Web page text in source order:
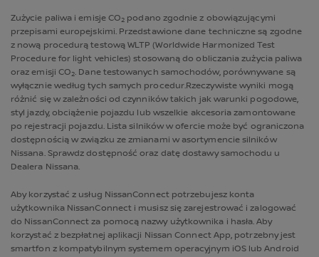
Zużycie paliwa i emisje CO2 podano zgodnie z obowiązującymi
przepisami europejskimi. Przedstawione dane techniczne są zgodne
z nową procedurą testową WLTP (Worldwide Harmonized Test
Procedure for light vehicles) stosowaną do obliczania zużycia paliwa
oraz emisji CO2. Dane testowanych samochodów, porównywane są
wyłącznie według tych samych procedur.Rzeczywiste wyniki mogą
różnić się w zależności od czynników takich jak warunki pogodowe,
styl jazdy, obciążenie pojazdu lub wszelkie akcesoria zamontowane
po rejestracji pojazdu. Lista silników w ofercie może być ograniczona
dostępnością w związku ze zmianami w asortymencie silników
Nissana. Sprawdz dostępność oraz datę dostawy samochodu u
Dealera Nissana.
Aby korzystać z usług NissanConnect potrzebujesz konta
użytkownika NissanConnect i musisz się zarejestrować i zalogować
do NissanConnect za pomocą nazwy użytkownika i hasła. Aby
korzystać z bezpłatnej aplikacji Nissan Connect App, potrzebny jest
smartfon z kompatybilnym systemem operacyjnym iOS lub Android